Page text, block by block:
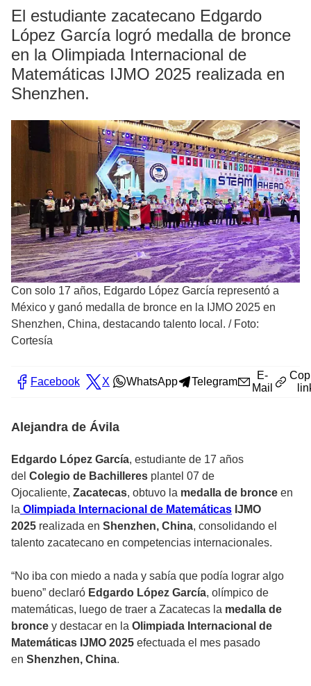
El estudiante zacatecano Edgardo
López García logró medalla de bronce
en la Olimpiada Internacional de
Matemáticas IJMO 2025 realizada en
Shenzhen.
Con solo 17 años, Edgardo López García representó a
México y ganó medalla de bronce en la IJMO 2025 en
Shenzhen, China, destacando talento local. / Foto:
Cortesía
Facebook X WhatsApp Telegram
E-
Mail
Alejandra de Ávila
Edgardo López García, estudiante de 17 años
del Colegio de Bachilleres plantel 07 de
Ojocaliente, Zacatecas, obtuvo la medalla de bronce en
la Olimpiada Internacional de Matemáticas IJMO
2025 realizada en Shenzhen, China, consolidando el
talento zacatecano en competencias internacionales.
“No iba con miedo a nada y sabía que podía lograr algo
bueno” declaró Edgardo López García, olímpico de
matemáticas, luego de traer a Zacatecas la medalla de
bronce y destacar en la Olimpiada Internacional de
Matemáticas IJMO 2025 efectuada el mes pasado
en Shenzhen, China.